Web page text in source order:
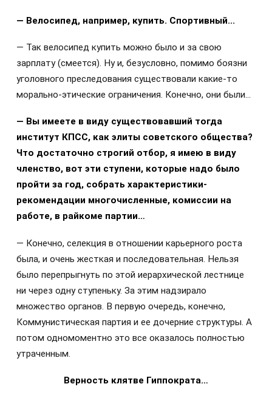
— Велосипед, например, купить. Спортивный...
— Так велосипед купить можно было и за свою
зарплату (смеется). Ну и, безусловно, помимо боязни
уголовного преследования существовали какие-то
морально-этические ограничения. Конечно, они были...
— Вы имеете в виду существовавший тогда
институт КПСС, как элиты советского общества?
Что достаточно строгий отбор, я имею в виду
членство, вот эти ступени, которые надо было
пройти за год, собрать характеристики-
рекомендации многочисленные, комиссии на
работе, в райкоме партии…
— Конечно, селекция в отношении карьерного роста
была, и очень жесткая и последовательная. Нельзя
было перепрыгнуть по этой иерархической лестнице
ни через одну ступеньку. За этим надзирало
множество органов. В первую очередь, конечно,
Коммунистическая партия и ее дочерние структуры. А
потом одномоментно это все оказалось полностью
утраченным.
Верность клятве Гиппократа…